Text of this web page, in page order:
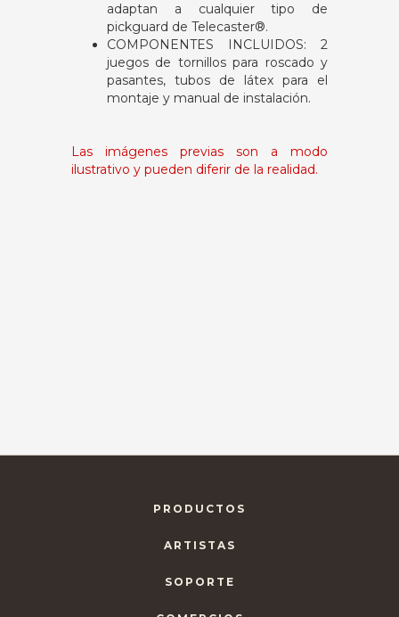
adaptan a cualquier tipo de
pickguard de Telecaster®.
COMPONENTES INCLUIDOS: 2
juegos de tornillos para roscado y
pasantes, tubos de látex para el
montaje y manual de instalación.
Las imágenes previas son a modo
ilustrativo y pueden diferir de la realidad.
PRODUCTOS
ARTISTAS
SOPORTE